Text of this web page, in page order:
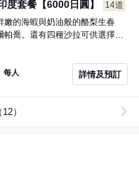
度套餐【6000日圓】
14道
嫩的海蝦與奶油般的酪梨生春
帕喬。還有四種沙拉可供選擇，
黑虎蝦冬陰功湯刺激味蕾。最
每人 詳情及預訂
）